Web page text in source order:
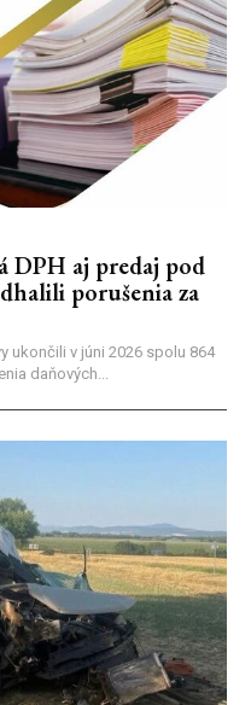
DPH aj predaj pod
porušenia za
ukončili v júni 2026 spolu 864
daňových...